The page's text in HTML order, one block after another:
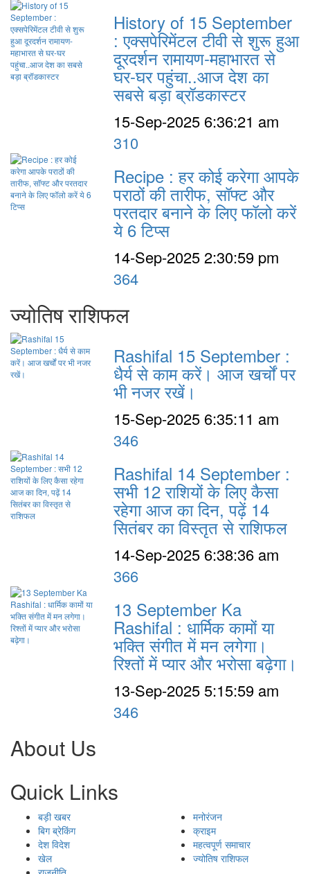
History of 15 September
: एक्सपेरिमेंटल टीवी से शुरू हुआ
दूरदर्शन रामायण-महाभारत से
घर-घर पहुंचा..आज देश का
सबसे बड़ा ब्रॉडकास्टर
15-Sep-2025 6:36:21 am
310
Recipe : हर कोई करेगा आपके
पराठों की तारीफ, सॉफ्ट और
परतदार बनाने के लिए फॉलो करें
ये 6 टिप्स
14-Sep-2025 2:30:59 pm
364
ज्योतिष राशिफल
Rashifal 15 September :
धैर्य से काम करें। आज खर्चों पर
भी नजर रखें।
15-Sep-2025 6:35:11 am
346
Rashifal 14 September :
सभी 12 राशियों के लिए कैसा
रहेगा आज का दिन, पढ़ें 14
सितंबर का विस्तृत से राशिफल
14-Sep-2025 6:38:36 am
366
13 September Ka
Rashifal : धार्मिक कामों या
भक्ति संगीत में मन लगेगा।
रिश्तों में प्यार और भरोसा बढ़ेगा।
13-Sep-2025 5:15:59 am
346
About Us
Quick Links
बड़ी खबर
बिग ब्रेकिंग
देश विदेश
खेल
मनोरंजन
क्राइम
महत्वपूर्ण समाचार
ज्योतिष राशिफल